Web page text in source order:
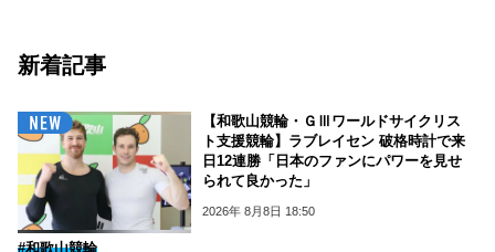
新着記事
【和歌山競輪・ＧⅢワールドサイクリス
ト支援競輪】ラブレイセン 破格時計で来
日12連勝「日本のファンにパワーを見せ
られて良かった」
2026年 8月8日 18:50
#和歌山競輪